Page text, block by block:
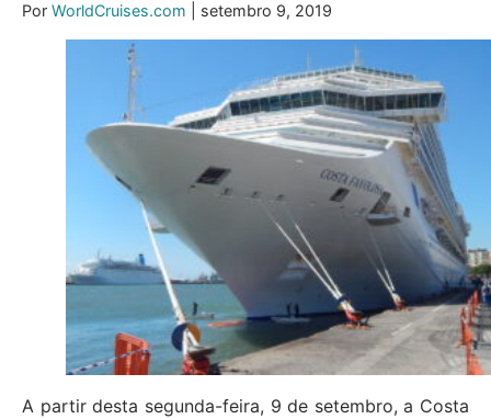
Por WorldCruises.com | setembro 9, 2019
A partir desta segunda-feira, 9 de setembro, a Costa